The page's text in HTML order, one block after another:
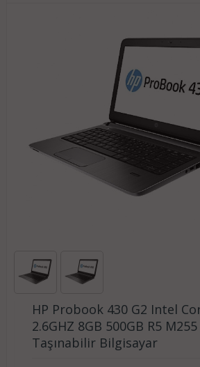
HP Probook 430 G2 Intel
2.6GHZ 8GB 500GB R5
Taşınabilir Bilgisayar